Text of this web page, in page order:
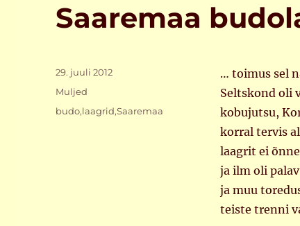
Saaremaa
… toimus sel
Seltskond oli
kobujutsu,
korral tervis
laagrit ei
ja ilm oli
ja muu
teiste trenni
Postitatud
29. juuli 2012
Rubriigid
Muljed
Sildid
budo,laagrid,Saaremaa